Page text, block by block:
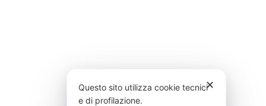
✕
Questo sito utilizza cookie tecnici
e di profilazione.